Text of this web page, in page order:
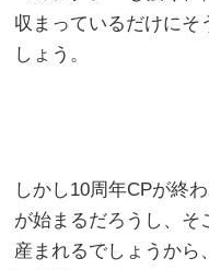
収まっているだけにそ
しょう。
しかし10周年CPが終
が始まるだろうし、そ
産まれるでしょうから